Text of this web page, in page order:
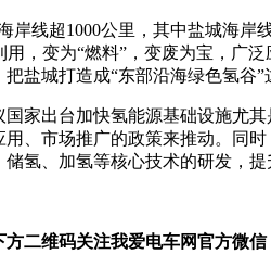
岸线超1000公里，其中盐城海
用，变为“燃料”，变废为宝，
盐城打造成“东部沿海绿色氢谷”
家出台加快氢能源基础设施尤
、市场推广的政策来推动。同
氢、加氢等核心技术的研发，
二维码关注我爱电车网官方微信